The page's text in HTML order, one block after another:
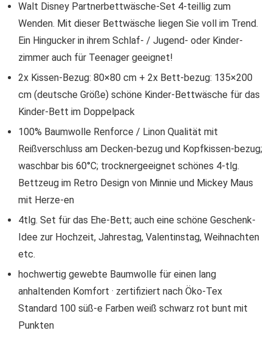
Walt Disney Partnerbettwäsche-Set 4-teillig zum
Wenden. Mit dieser Bettwäsche liegen Sie voll im Trend.
Ein Hingucker in ihrem Schlaf- / Jugend- oder Kinder-
zimmer auch für Teenager geeignet!
2x Kissen-Bezug: 80×80 cm + 2x Bett-bezug: 135×200
cm (deutsche Größe) schöne Kinder-Bettwäsche für das
Kinder-Bett im Doppelpack
100% Baumwolle Renforce / Linon Qualität mit
Reißverschluss am Decken-bezug und Kopfkissen-bezug;
waschbar bis 60°C; trocknergeeignet schönes 4-tlg.
Bettzeug im Retro Design von Minnie und Mickey Maus
mit Herze-en
4tlg. Set für das Ehe-Bett; auch eine schöne Geschenk-
Idee zur Hochzeit, Jahrestag, Valentinstag, Weihnachten
etc.
hochwertig gewebte Baumwolle für einen lang
anhaltenden Komfort · zertifiziert nach Öko-Tex
Standard 100 süß-e Farben weiß schwarz rot bunt mit
Punkten